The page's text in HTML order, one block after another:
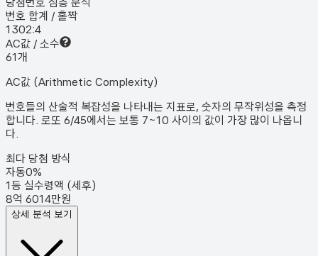
번호 합계 / 홀짝
1302:4
AC값 / 소수
61개
AC값 (Arithmetic Complexity)
번호들의 산술적 복잡성을 나타내는 지표로, 숫자의 무작위성을 측정
합니다. 로또 6/45에서는 보통 7~10 사이의 값이 가장 많이 나옵니
다.
최다 당첨 방식
자동0%
1등 실수령액 (세후)
8억 6014만원
상세 분석 보기